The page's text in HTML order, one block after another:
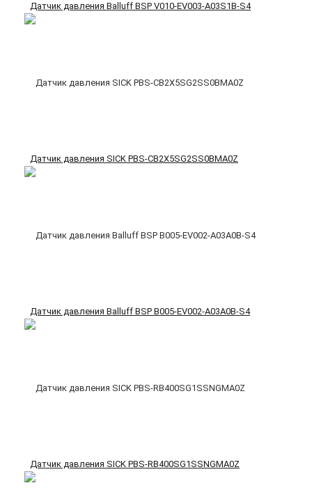
Датчик давления Balluff BSP V010-EV003-A03S1B-S4
Датчик давления SICK PBS-CB2X5SG2SS0BMA0Z
Датчик давления Balluff BSP B005-EV002-A03A0B-S4
Датчик давления SICK PBS-RB400SG1SSNGMA0Z